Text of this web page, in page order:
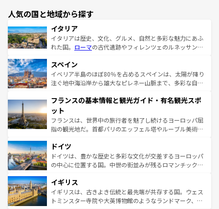
人気の国と地域から探す
イタリア
イタリアは歴史、文化、グルメ、自然と多彩な魅力にあふ
れた国。 ローマの古代遺跡やフィレンツェのルネッサンス
ろん、トスカーナの美しい田園風景やアマルフィ海岸の絶
景など、自然景観も見逃せない。観光の合間には、本場の
ピザやパスタなど、絶品のイタリア料理を堪能することも
ませてくれるイタリアで、忘れられない旅をしてみよう！
なお、新着のイタリア情報は
しい。
スペイン
イベリア半島のほぼ80％を占めるスペインは、太陽が降り
注ぐ地中海沿岸から雄大なピレネー山脈まで、多彩な自然
文化が根付くこの国では、情熱的なフラメンコ、熱気あふ
れる闘牛、そして美味しいタパスが生活の一部となってい
る。首都マドリードの洗練された雰囲気や、バルセロナの
アートに溢れた街角から、地方では古代ローマ遺跡や中世
せる。地方によって風土や気候が異なるスペインはその個
性で訪れる人を魅了する。 なお、新着のスペイン情報は コ
ンテンツ一覧を参照してほしい。
フランスの基本情報と観光ガイド・有名観光スポ
ット
フランスは、世界中の旅行者を魅了し続けるヨーロッパ屈
指の観光地だ。首都パリのエッフェル塔やルーブル美術館
で、幅広い魅力が詰まっている。華麗な宮殿、歴史的な大
聖堂、美しいビーチ、そして豊かな自然が、訪れる者を心
から魅了する。また、フランスは美食の国としても知ら
いる。シャンパンの発祥地であるランス、プロヴァンスの
香り高いラベンダー畑など、多彩な楽しみ方が可能だ。さ
らに、パリ以外の地域にも魅力が溢れており、どの街角に
ドイツ
ドイツは、豊かな歴史と多彩な文化が交差するヨーロッパ
の中心に位置する国。中世の街並みが残るロマンチック街
顔を持つこの国は、どこを歩いても飽きることがない。ベ
ルリンの文化的活気、バイエルン州のアルプスの絶景、そ
してライン川沿いのワイン畑といった風景は必見。ビール
イギリス
イギリスは、古きよき伝統と最先端が共存する国。ウェス
トミンスター寺院や大英博物館のようなランドマーク、歴